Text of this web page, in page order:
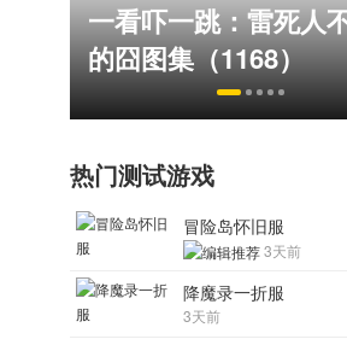
一看吓一跳：雷死人
的囧图集（1168）
热门测试游戏
冒险岛怀旧服
3天前
降魔录一折服
3天前